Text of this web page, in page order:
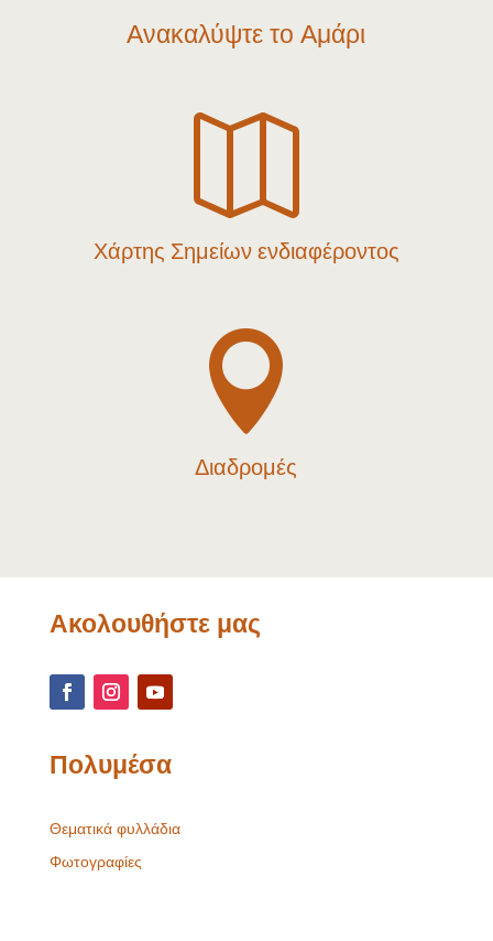
Ανακαλύψτε το Αμάρι

Χάρτης Σημείων ενδιαφέροντος

Διαδρομές
Ακολουθήστε μας
Πολυμέσα
Θεματικά φυλλάδια
Φωτογραφίες